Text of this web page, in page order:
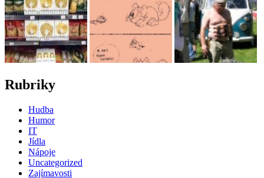
Rubriky
Hudba
Humor
IT
Jídla
Nápoje
Uncategorized
Zajímavosti